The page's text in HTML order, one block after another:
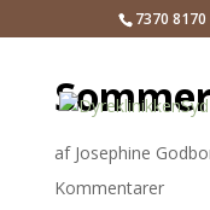
7370 8170
af Josephine
Kommentarer